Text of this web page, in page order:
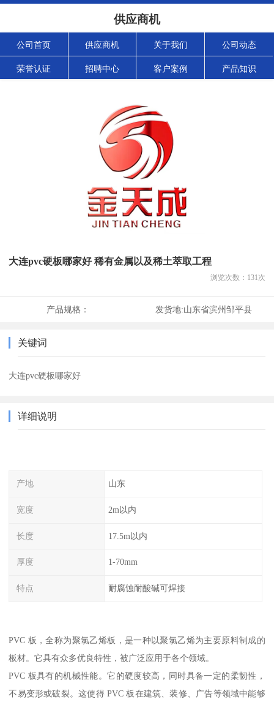
供应商机
公司首页 供应商机 关于我们 公司动态
荣誉认证 招聘中心 客户案例 产品知识
大连pvc硬板哪家好 稀有金属以及稀土萃取工程
浏览次数： 131次
产品规格： 发货地:山东省滨州邹平县
关键词
大连pvc硬板哪家好
详细说明
产地 山东
宽度 2m以内
长度 17.5m以内
厚度 1-70mm
特点 耐腐蚀耐酸碱可焊接
PVC 板，全称为聚氯乙烯板，是一种以聚氯乙烯为主要原料制成的
板材。它具有众多优良特性，被广泛应用于各个领域。
PVC 板具有的机械性能。它的硬度较高，同时具备一定的柔韧性，
不易变形或破裂。这使得 PVC 板在建筑、装修、广告等领域中能够